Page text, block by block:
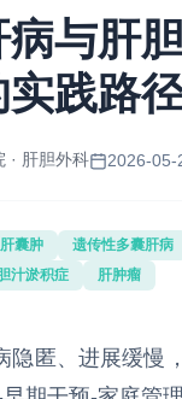
病与肝
践路
· 肝胆外科 2026-05-
肝囊肿 遗传性多囊肝病
汁淤积症 肝肿瘤
匿、进展缓慢